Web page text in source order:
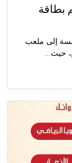
لحسم بطاقة
إلى ملعب
حيث...